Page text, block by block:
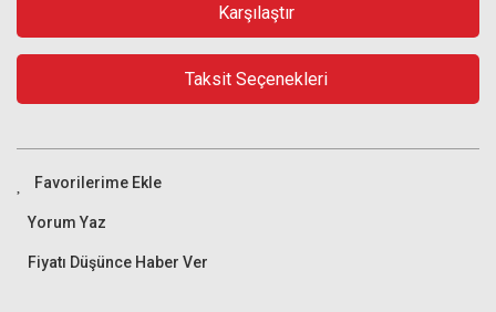
Karşılaştır
Taksit Seçenekleri
Yorum Yaz
Fiyatı Düşünce Haber Ver